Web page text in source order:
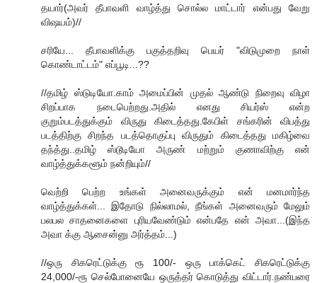
தயார்(அவர் தீபாவளி வாழ்த்து சொல்ல மாட்டார் என்பது வேறு
விஷயம்)//
ச‌ரியே... தீபாவ‌ளிக்கு ப‌குத்த‌றிவு பெய‌ர் "விடுமுறை நாள்
கொண்டாட்ட‌ம்" எப்பூடி...??
//தமிழ் ஸ்டுடியோ.காம் அமைப்பின் முதல் ஆண்டு நிறைவு விழா
சிறப்பாக நடைபெற்றது.அதில் எனது சியர்ஸ் என்ற
குறும்படத்துக்கும் விருது கிடைத்தது.கேபிள் சங்கரின் விபத்து
படத்திற்கு சிறந்த படத்தொகுப்பு விருதும் கிடைத்தது மகிழ்வை
தந்த்து..தமிழ் ஸ்டூடியோ அருண் மற்றும் குணாவிற்கு என்
வாழ்த்துக்களூம் நன்றியும்//
வெற்றி பெற்ற உங்க‌ள் அனைவ‌ருக்கும் என் ம‌ன‌மார்ந்த‌‌
வாழ்த்துக்க‌ள்... இதோடு நில்லாம‌ல், நீங்க‌ள் அனைவ‌ரும் மேலும்
ப‌ல‌ப‌ல‌ சாத‌னைக‌ளை புரிய‌வேண்டும் என்ப‌தே என் அவா...(இந்த‌
அவா க்கு ஆசைன்னு அர்த்த‌ம்...)
//ஒரு சிகரெட்டுக்கு ரூ 100/- ஒரு பாக்கெட் சிகரெட்டுக்கு
24,000/-ரூ செல்போனையே ஒருத்தர் கொடுத்து விட்டார்.நண்பரை